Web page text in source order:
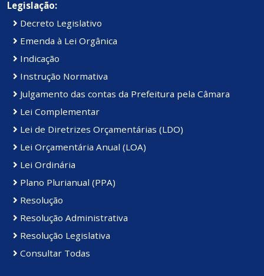
Legislação:
Decreto Legislativo
Emenda à Lei Orgânica
Indicação
Instrução Normativa
Julgamento das contas da Prefeitura pela Câmara
Lei Complementar
Lei de Diretrizes Orçamentárias (LDO)
Lei Orçamentária Anual (LOA)
Lei Ordinária
Plano Plurianual (PPA)
Resolução
Resolução Administrativa
Resolução Legislativa
Consultar Todas